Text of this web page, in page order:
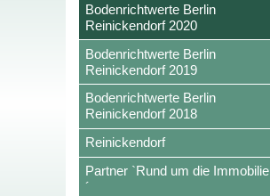
Bodenrichtwerte Berlin
Reinickendorf 2020
Bodenrichtwerte Berlin
Reinickendorf 2019
Bodenrichtwerte Berlin
Reinickendorf 2018
Reinickendorf
Partner `Rund um die Immobilie
´